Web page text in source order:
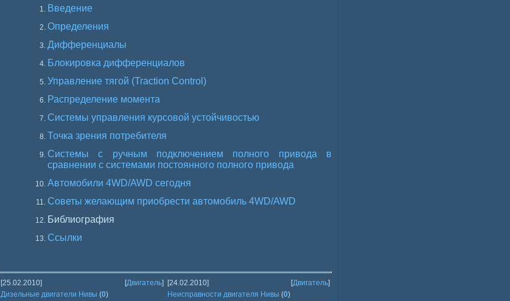
Введение
Определения
Дифференциалы
Блокировка дифференциалов
Управление тягой (Traction Control)
Распределение момента
Системы управления курсовой устойчивостью
Точка зрения потребителя
Системы с ручным подключением полного привода в
сравнении с системами постоянного полного привода
Автомобили 4WD/AWD сегодня
Советы желающим приобрести автомобиль 4WD/AWD
Библиография
Ссылки
[25.02.2010] [Двигатель]
Дизельные двигатели Нивы (0)
[24.02.2010] [Двигатель]
Неисправности двигателя Нивы (0)